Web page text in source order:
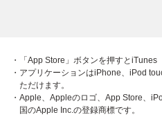
・「App Store」ボタンを押すとiTunes
・アプリケーションはiPhone、iPod
ただけます。
・Apple、Appleのロゴ、App Store、
国のApple Inc.の登録商標です。